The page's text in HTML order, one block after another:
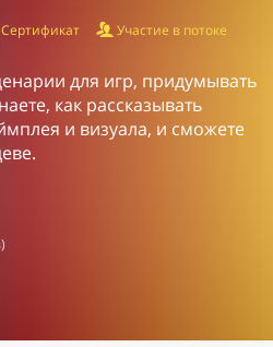
Сертификат Участие в потоке
для игр, придумывать
как рассказывать
и визуала, и сможете